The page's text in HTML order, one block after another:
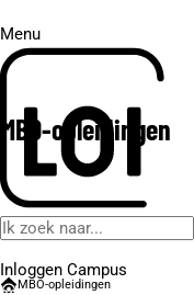
Menu
Inloggen Campus
MBO-opleidingen
MBO-opleidingen